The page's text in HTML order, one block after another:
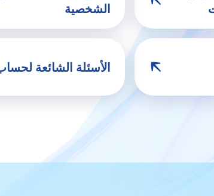
الشخصية
الأسئلة الشائعة